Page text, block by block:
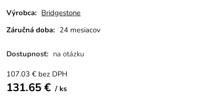
Výrobca: Bridgestone
Záručná doba: 24 mesiacov
Dostupnosť: na otázku
107.03 € bez DPH
131.65€ ks